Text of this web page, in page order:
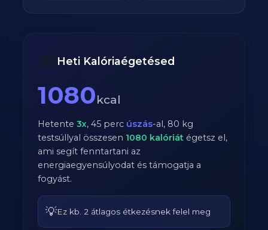
📅 Heti Kalóriaégetésed
1080kcal
Hetente3x,45 perc úszás-al, 80 kg
testsúllyal összesen 1080 kalóriát égetsz el,
ami segít fenntartani az
energiaegyensúlyodat és támogatja a
fogyást.
💡Ez kb. 2 átlagos étkezésnek felel meg